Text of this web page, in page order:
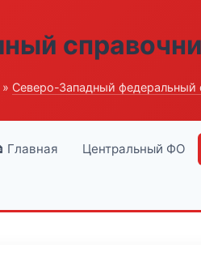
» Северо-Западный федеральный
Главная Центральный ФО